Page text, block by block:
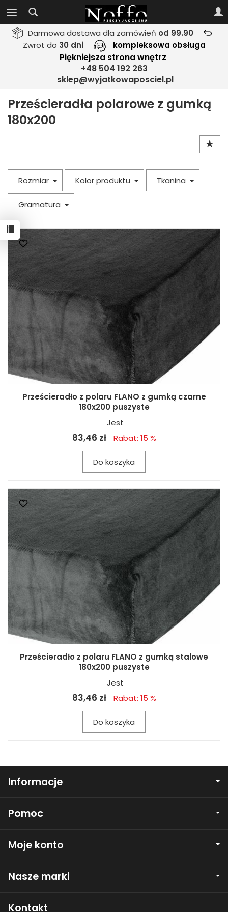
Darmowa dostawa dla zamówień od 99.90
Zwrot do 30 dni kompleksowa obsługa
Piękniejsza strona wnętrz
+48 504 192 263
sklep@wyjatkowaposciel.pl
Prześcieradła polarowe z gumką
180x200
Rozmiar Kolor produktu Tkanina
Gramatura
Prześcieradło z polaru FLANO z gumką czarne
180x200 puszyste
Jest
83,46 zł Rabat: 15 %
Do koszyka
Prześcieradło z polaru FLANO z gumką stalowe
180x200 puszyste
Jest
83,46 zł Rabat: 15 %
Do koszyka
Informacje
Pomoc
Moje konto
Nasze marki
Kontakt